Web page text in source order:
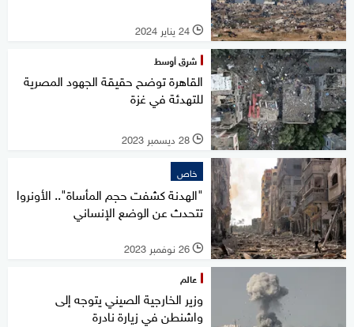
l 24 يناير 2024
شرق أوسط
القاهرة توضح حقيقة الجهود المصرية
للتهدئة في غزة
l 28 ديسمبر 2023
خاص
"الهدنة كشفت حجم المأساة".. الأونروا
تتحدث عن الوضع الإنساني
l 26 نوفمبر 2023
عالم
وزير الخارجية الصيني يتوجه إلى
واشنطن في زيارة نادرة